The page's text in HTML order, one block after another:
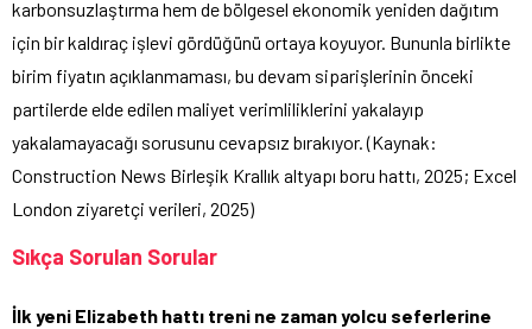
karbonsuzlaştırma hem de bölgesel ekonomik yeniden dağıtım
için bir kaldıraç işlevi gördüğünü ortaya koyuyor. Bununla birlikte
birim fiyatın açıklanmaması, bu devam siparişlerinin önceki
partilerde elde edilen maliyet verimliliklerini yakalayıp
yakalamayacağı sorusunu cevapsız bırakıyor. (Kaynak:
Construction News Birleşik Krallık altyapı boru hattı, 2025; Excel
London ziyaretçi verileri, 2025)
Sıkça Sorulan Sorular
İlk yeni Elizabeth hattı treni ne zaman yolcu seferlerine